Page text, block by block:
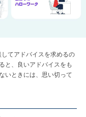
てアドバイスを求めるの
と、良いアドバイスをも
いときには、思い切って